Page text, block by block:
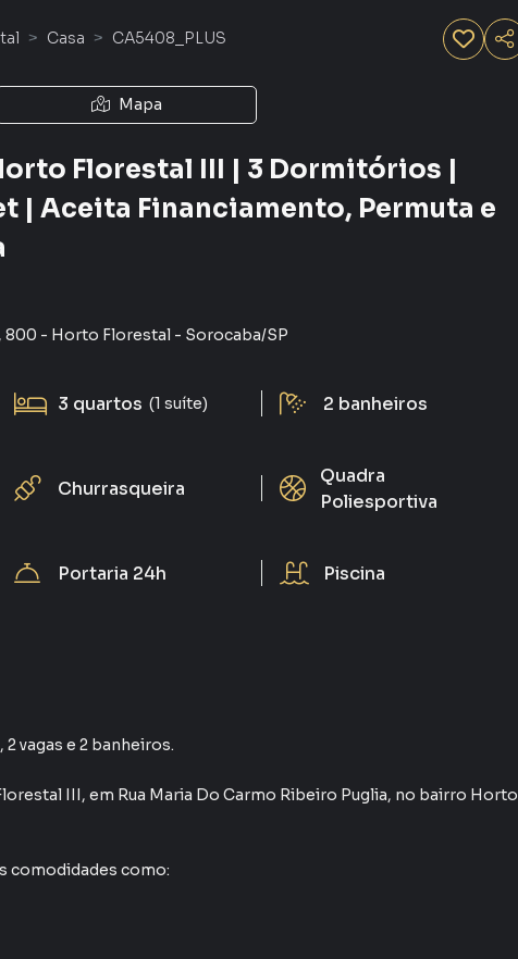
Casa CA5408_PLUS
Mapa
Florestal III | 3 Dormitórios |
| Aceita Financiamento, Permuta e
, 800 - Horto Florestal - Sorocaba/SP
3 quartos (1 suíte) 2 banheiros
Churrasqueira
Quadra
Poliesportiva
Portaria 24h Piscina
2 vagas e 2 banheiros.
III, em Rua Maria Do Carmo Ribeiro Puglia, no bairro Horto
comodidades como: